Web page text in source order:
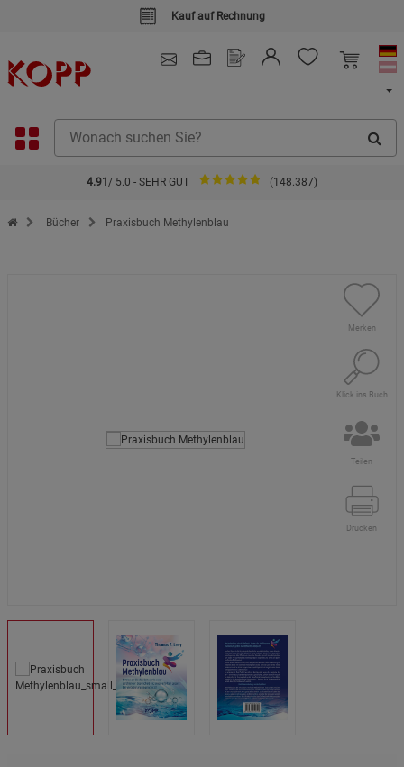
Kauf auf Rechnung
4.91 / 5.0 - SEHR GUT (148.387)
Zur Startseite des Kopp Verlag Online-Shop
Bücher Praxisbuch Methylenblau
Merken
Klick ins Buch
Teilen
Drucken